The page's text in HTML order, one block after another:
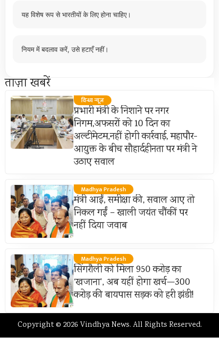
यह विशेष रूप से भारतीयों के लिए होना चाहिए।
नियम में बदलाव करें, उसे हटाएँ नहीं।
ताज़ा खबरें
विन्ध्य न्यूज़
प्रभारी मंत्री के निशाने पर नगर
निगम,अफसरों को 10 दिन का
अल्टीमेटम,नहीं होगी कार्रवाई, महापौर-
आयुक्त के बीच सौहार्दहीनता पर मंत्री ने
उठाए सवाल
Madhya Pradesh
मंत्री आईं, समीक्षा की, सवाल आए तो
निकल गईं – खाली जयंत चौंकीं पर
नहीं दिया जवाब
Madhya Pradesh
सिंगरौली को मिला 950 करोड़ का
‘खजाना’, अब यहीं होगा खर्च—300
करोड़ की बायपास सड़क को हरी झंडी!
Copyright © 2026 Vindhya News. All Rights Reserved.